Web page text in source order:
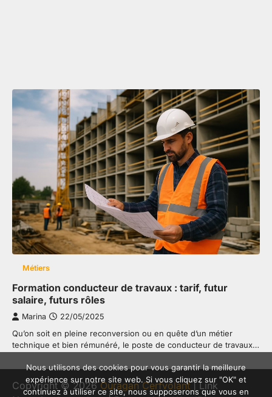
Métiers
Formation conducteur de travaux : tarif, futur
salaire, futurs rôles
Marina 22/05/2025
Qu’on soit en pleine reconversion ou en quête d’un métier
technique et bien rémunéré, le poste de conducteur de travaux…
Copyright © 2026Ouragan Cerfvolant| Link
Nous utilisons des cookies pour vous garantir la meilleure
expérience sur notre site web. Si vous cliquez sur "OK" et
continuez à utiliser ce site, nous supposerons que vous en